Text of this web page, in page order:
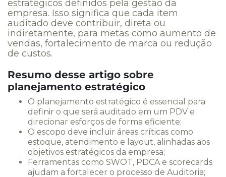
estratégicos definidos pela gestão da
empresa. Isso significa que cada item
auditado deve contribuir, direta ou
indiretamente, para metas como aumento de
vendas, fortalecimento de marca ou redução
de custos.
Resumo desse artigo sobre
planejamento estratégico
O planejamento estratégico é essencial para
definir o que será auditado em um PDV e
direcionar esforços de forma eficiente;
O escopo deve incluir áreas críticas como
estoque, atendimento e layout, alinhadas aos
objetivos estratégicos da empresa;
Ferramentas como SWOT, PDCA e scorecards
ajudam a fortalecer o processo de Auditoria;